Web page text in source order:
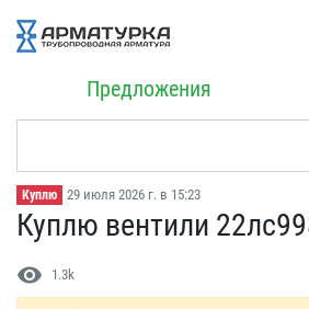
Предложения
Куплю 29 июля 2026 г. в 15:23
Куплю вентили
visibility 1.3k